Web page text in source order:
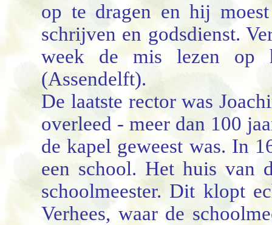
op te dragen en hij
schrijven en godsdienst.
week de mis lezen op
(Assendelft).
De laatste rector was
overleed - meer dan 100
de kapel geweest was. In
een school. Het huis van
schoolmeester. Dit klopt
Verhees, waar de